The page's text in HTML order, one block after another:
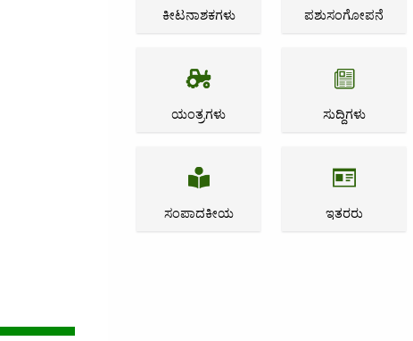
ಕೀಟನಾಶಕಗಳು ಪಶುಸಂಗೋಪನೆ
ಯಂತ್ರಗಳು ಸುದ್ದಿಗಳು
ಸಂಪಾದಕೀಯ ಇತರರು